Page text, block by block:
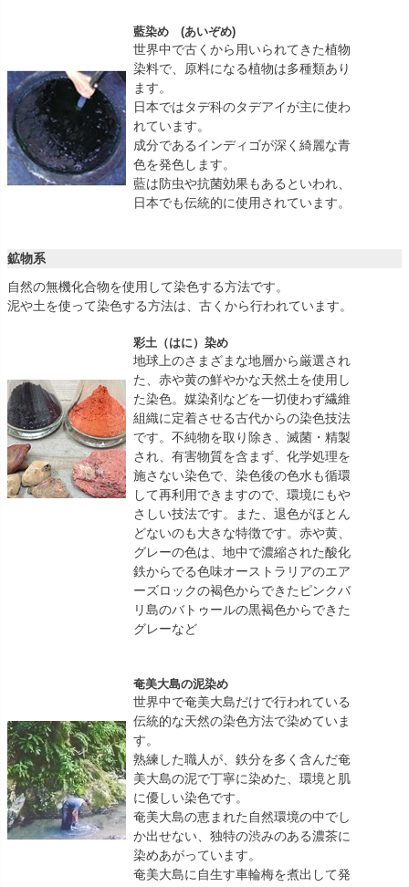
藍染め (あいぞめ)
世界中で古くから用いられてきた植物
染料で、原料になる植物は多種類あり
ます。
日本ではタデ科のタデアイが主に使わ
れています。
成分であるインディゴが深く綺麗な青
色を発色します。
藍は防虫や抗菌効果もあるといわれ、
日本でも伝統的に使用されています。
鉱物系
自然の無機化合物を使用して染色する方法です。
泥や土を使って染色する方法は、古くから行われています。
彩土（はに）染め
地球上のさまざまな地層から厳選され
た、赤や黄の鮮やかな天然土を使用し
た染色。媒染剤などを一切使わず繊維
組織に定着させる古代からの染色技法
です。不純物を取り除き、滅菌・精製
され、有害物質を含まず、化学処理を
施さない染色で、染色後の色水も循環
して再利用できますので、環境にもや
さしい技法です。また、退色がほとん
どないのも大きな特徴です。赤や黄、
グレーの色は、地中で濃縮された酸化
鉄からでる色味オーストラリアのエア
ーズロックの褐色からできたピンクバ
リ島のバトゥールの黒褐色からできた
グレーなど
奄美大島の泥染め
世界中で奄美大島だけで行われている
伝統的な天然の染色方法で染めていま
す。
熟練した職人が、鉄分を多く含んだ奄
美大島の泥で丁寧に染めた、環境と肌
に優しい染色です。
奄美大島の恵まれた自然環境の中でし
か出せない、独特の渋みのある濃茶に
染めあがっています。
奄美大島に自生す車輪梅を煮出して発